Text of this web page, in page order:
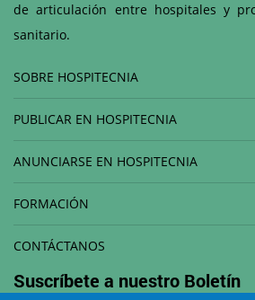
de articulación entre hospitales y
sanitario.
SOBRE HOSPITECNIA
PUBLICAR EN HOSPITECNIA
ANUNCIARSE EN HOSPITECNIA
FORMACIÓN
CONTÁCTANOS
Suscríbete a nuestro Boletín